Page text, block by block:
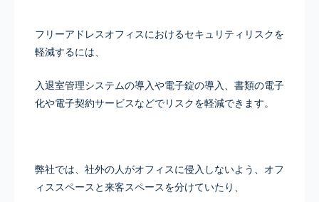
フリーアドレスオフィスにおけるセキュリティリスクを
軽減するには、
入退室管理システムの導入や電子錠の導入、書類の電子
化や電子契約サービスなどでリスクを軽減できます。
弊社では、社外の人がオフィスに侵入しないよう、オフ
ィススペースと来客スペースを分けていたり、